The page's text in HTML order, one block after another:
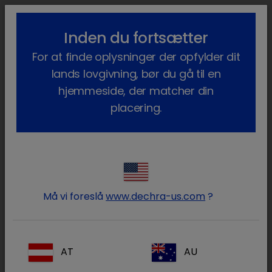
lock_outline search menu
Anæstesi og Analgesi
Anæstesi og Analgesi
indgreb. Disse indgreb medfører et behov
for forskellige typer af produkter til at
sedere, immobilisere eller lægge dyrene i
sortiment af analgetika og anæstetika for
at lette det daglige arbejde indenfor dette
Inden du fortsætter
For at finde oplysninger der opfylder dit
lands lovgivning, bør du gå til en
hjemmeside, der matcher din
placering.
Må vi foreslåwww.dechra-us.com ?
AT AU